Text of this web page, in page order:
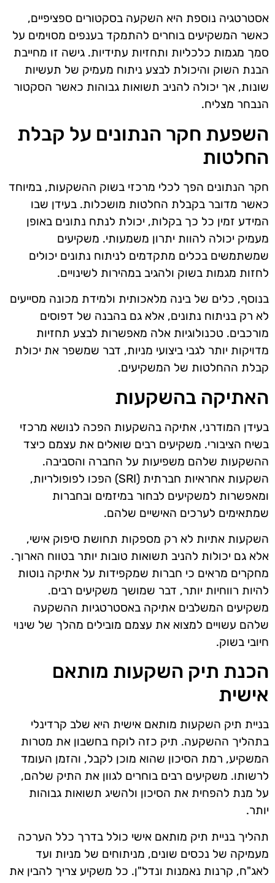
אסטרטגיה נוספת היא השקעה בסקטורים ספציפיים,
כאשר המשקיעים בוחרים להתמקד בענפים מסוימים על
סמך מגמות כלכליות ותחזיות עתידיות. גישה זו מחייבת
הבנת השוק והיכולת לבצע ניתוח מעמיק של תעשיות
שונות, אך יכולה להניב תשואות גבוהות כאשר הסקטור
הנבחר מצליח.
השפעת חקר הנתונים על קבלת
החלטות
חקר הנתונים הפך לכלי מרכזי בשוק ההשקעות, במיוחד
כאשר מדובר בקבלת החלטות מושכלות. בעידן שבו
המידע זמין כל כך בקלות, יכולת לנתח נתונים באופן
מעמיק יכולה להוות יתרון משמעותי. משקיעים
שמשתמשים בכלים מתקדמים לניתוח נתונים יכולים
לחזות מגמות בשוק ולהגיב במהירות לשינויים.
בנוסף, כלים של בינה מלאכותית ולמידת מכונה מסייעים
לא רק בניתוח נתונים, אלא גם בהבנה של דפוסים
מורכבים. טכנולוגיות אלה מאפשרות לבצע תחזיות
מדויקות יותר לגבי ביצועי מניות, דבר שמשפר את יכולת
קבלת ההחלטות של המשקיעים.
האתיקה בהשקעות
בעידן המודרני, אתיקה בהשקעות הפכה לנושא מרכזי
בשיח הציבורי. משקיעים רבים שואלים את עצמם כיצד
ההשקעות שלהם משפיעות על החברה והסביבה.
השקעות אחראיות חברתית (SRI) הפכו לפופולריות,
ומאפשרות למשקיעים לבחור במיזמים ובחברות
שמתאימים לערכים האישיים שלהם.
השקעות אתיות לא רק מספקות תחושת סיפוק אישי,
אלא גם יכולות להניב תשואות טובות יותר בטווח הארוך.
מחקרים מראים כי חברות שמקפידות על אתיקה נוטות
להיות רווחיות יותר, דבר שמושך משקיעים רבים.
משקיעים המשלבים אתיקה באסטרטגיות ההשקעה
שלהם עשויים למצוא את עצמם מובילים מהלך של שינוי
חיובי בשוק.
הכנת תיק השקעות מותאם
אישית
בניית תיק השקעות מותאם אישית היא שלב קרדינלי
בתהליך ההשקעה. תיק כזה לוקח בחשבון את מטרות
המשקיע, רמת הסיכון שהוא מוכן לקבל, והזמן העומד
לרשותו. משקיעים רבים בוחרים לגוון את התיק שלהם,
על מנת להפחית את הסיכון ולהשיג תשואות גבוהות
יותר.
תהליך בניית תיק מותאם אישי כולל בדרך כלל הערכה
מעמיקה של נכסים שונים, מניתוחים של מניות ועד
לאג"ח, קרנות נאמנות ונדל"ן. כל משקיע צריך להבין את